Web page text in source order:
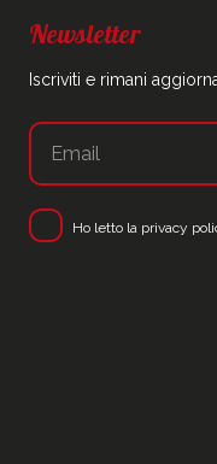
Newsletter
Iscriviti e rimani
Ho letto la privacy